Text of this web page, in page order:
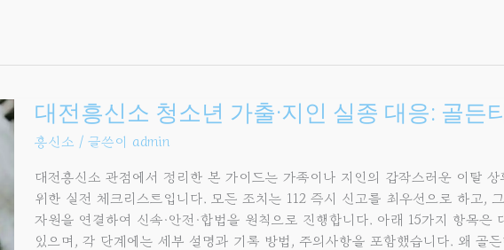
대전흥신소 청소년 가출·지인 실종 대응: 골든
흥신소 / 글쓴이 admin
대전흥신소 관점에서 정리한 본 가이드는 가족이나 지인의 갑작스러운 이탈
위한 실전 체크리스트입니다. 모든 조치는 112 즉시 신고를 최우선으로 하고,
자원을 연결하여 신속·안전·합법을 원칙으로 진행합니다. 아래 15가지 항목은
있으며, 각 단계에는 세부 설명과 기록 방법, 주의사항을 포함했습니다. 왜 골
대전흥신소
청소년
가출
·
지인
실종
대응: